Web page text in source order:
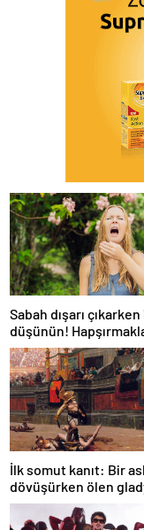
Sabah dışarı
düşünün!
başlayıp astıma
dönüşebiliyor
İlk somut kanıt: Bir
dövüşürken ölen
iskeleti bulundu